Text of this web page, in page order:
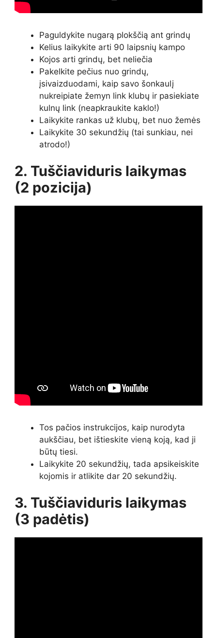
Paguldykite nugarą plokščią ant grindų
Kelius laikykite arti 90 laipsnių kampo
Kojos arti grindų, bet neliečia
Pakelkite pečius nuo grindų,
įsivaizduodami, kaip savo šonkaulį
nukreipiate žemyn link klubų ir pasiekiate
kulnų link (neapkraukite kaklo!)
Laikykite rankas už klubų, bet nuo žemės
Laikykite 30 sekundžių (tai sunkiau, nei
atrodo!)
2. Tuščiaviduris laikymas
(2 pozicija)
Tos pačios instrukcijos, kaip nurodyta
aukščiau, bet ištieskite vieną koją, kad ji
būtų tiesi.
Laikykite 20 sekundžių, tada apsikeiskite
kojomis ir atlikite dar 20 sekundžių.
3. Tuščiaviduris laikymas
(3 padėtis)